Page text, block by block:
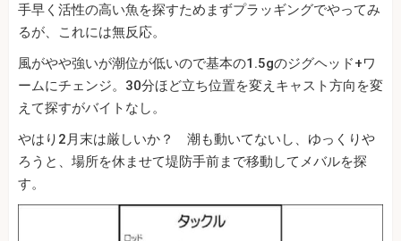
手早く活性の高い魚を探すためまずプラッギングでやってみ
るが、これには無反応。
風がやや強いが潮位が低いので基本の1.5gのジグヘッド+ワ
ームにチェンジ。30分ほど立ち位置を変えキャスト方向を変
えて探すがバイトなし。
やはり2月末は厳しいか？ 潮も動いてないし、ゆっくりや
ろうと、場所を休ませて堤防手前まで移動してメバルを探
す。